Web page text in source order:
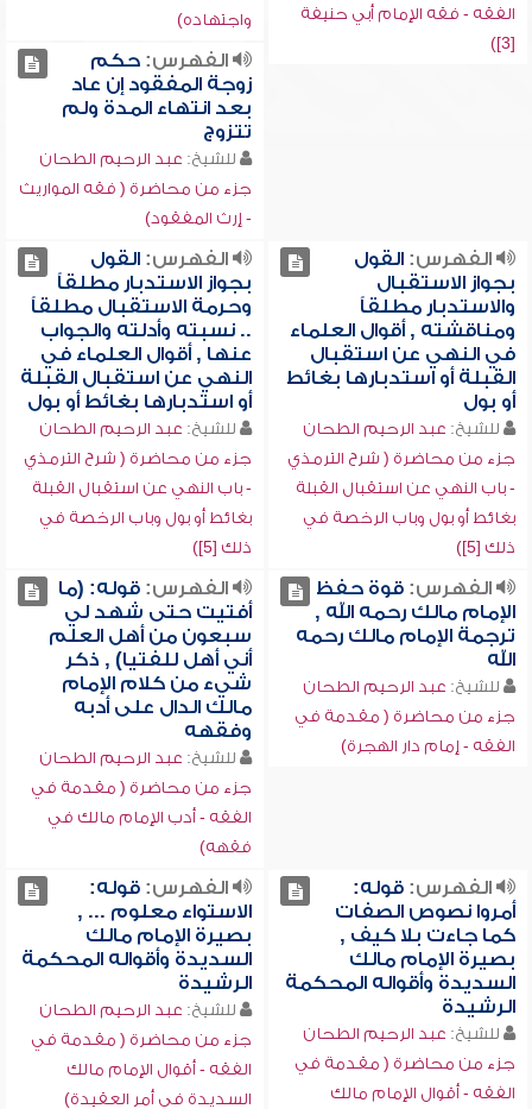
الفقه - فقه الإمام أبي حنيفة
[3])
واجتهاده)
الفهرس:حكم
زوجة المفقود إن عاد
بعد انتهاء المدة ولم
تتزوج
للشيخ: عبد الرحيم الطحان
جزء من محاضرة ( فقه المواريث
- إرث المفقود)
الفهرس:القول
بجواز الاستقبال
والاستدبار مطلقاً
ومناقشته , أقوال العلماء
في النهي عن استقبال
القبلة أو استدبارها بغائط
أو بول
للشيخ: عبد الرحيم الطحان
جزء من محاضرة ( شرح الترمذي
- باب النهي عن استقبال القبلة
بغائط أو بول وباب الرخصة في
ذلك [5])
الفهرس:القول
بجواز الاستدبار مطلقاً
وحرمة الاستقبال مطلقاً
.. نسبته وأدلته والجواب
عنها , أقوال العلماء في
النهي عن استقبال القبلة
أو استدبارها بغائط أو بول
للشيخ: عبد الرحيم الطحان
جزء من محاضرة ( شرح الترمذي
- باب النهي عن استقبال القبلة
بغائط أو بول وباب الرخصة في
ذلك [5])
الفهرس:قوة حفظ
الإمام مالك رحمه الله ,
ترجمة الإمام مالك رحمه
الله
للشيخ: عبد الرحيم الطحان
جزء من محاضرة ( مقدمة في
الفقه - إمام دار الهجرة)
الفهرس:قوله: (ما
أفتيت حتى شهد لي
سبعون من أهل العلم
أني أهل للفتيا) , ذكر
شيء من كلام الإمام
مالك الدال على أدبه
وفقهه
للشيخ: عبد الرحيم الطحان
جزء من محاضرة ( مقدمة في
الفقه - أدب الإمام مالك في
فقهه)
الفهرس:قوله:
أمروا نصوص الصفات
كما جاءت بلا كيف ,
بصيرة الإمام مالك
السديدة وأقواله المحكمة
الرشيدة
للشيخ: عبد الرحيم الطحان
جزء من محاضرة ( مقدمة في
الفقه - أقوال الإمام مالك
الفهرس:قوله:
الاستواء معلوم ... ,
بصيرة الإمام مالك
السديدة وأقواله المحكمة
الرشيدة
للشيخ: عبد الرحيم الطحان
جزء من محاضرة ( مقدمة في
الفقه - أقوال الإمام مالك
السديدة في أمر العقيدة)